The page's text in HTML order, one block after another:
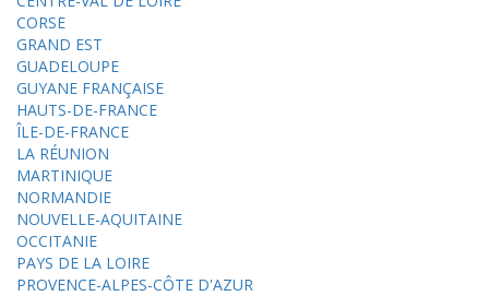
CORSE
GRAND EST
GUADELOUPE
GUYANE FRANÇAISE
HAUTS-DE-FRANCE
ÎLE-DE-FRANCE
LA RÉUNION
MARTINIQUE
NORMANDIE
NOUVELLE-AQUITAINE
OCCITANIE
PAYS DE LA LOIRE
PROVENCE-ALPES-CÔTE D'AZUR